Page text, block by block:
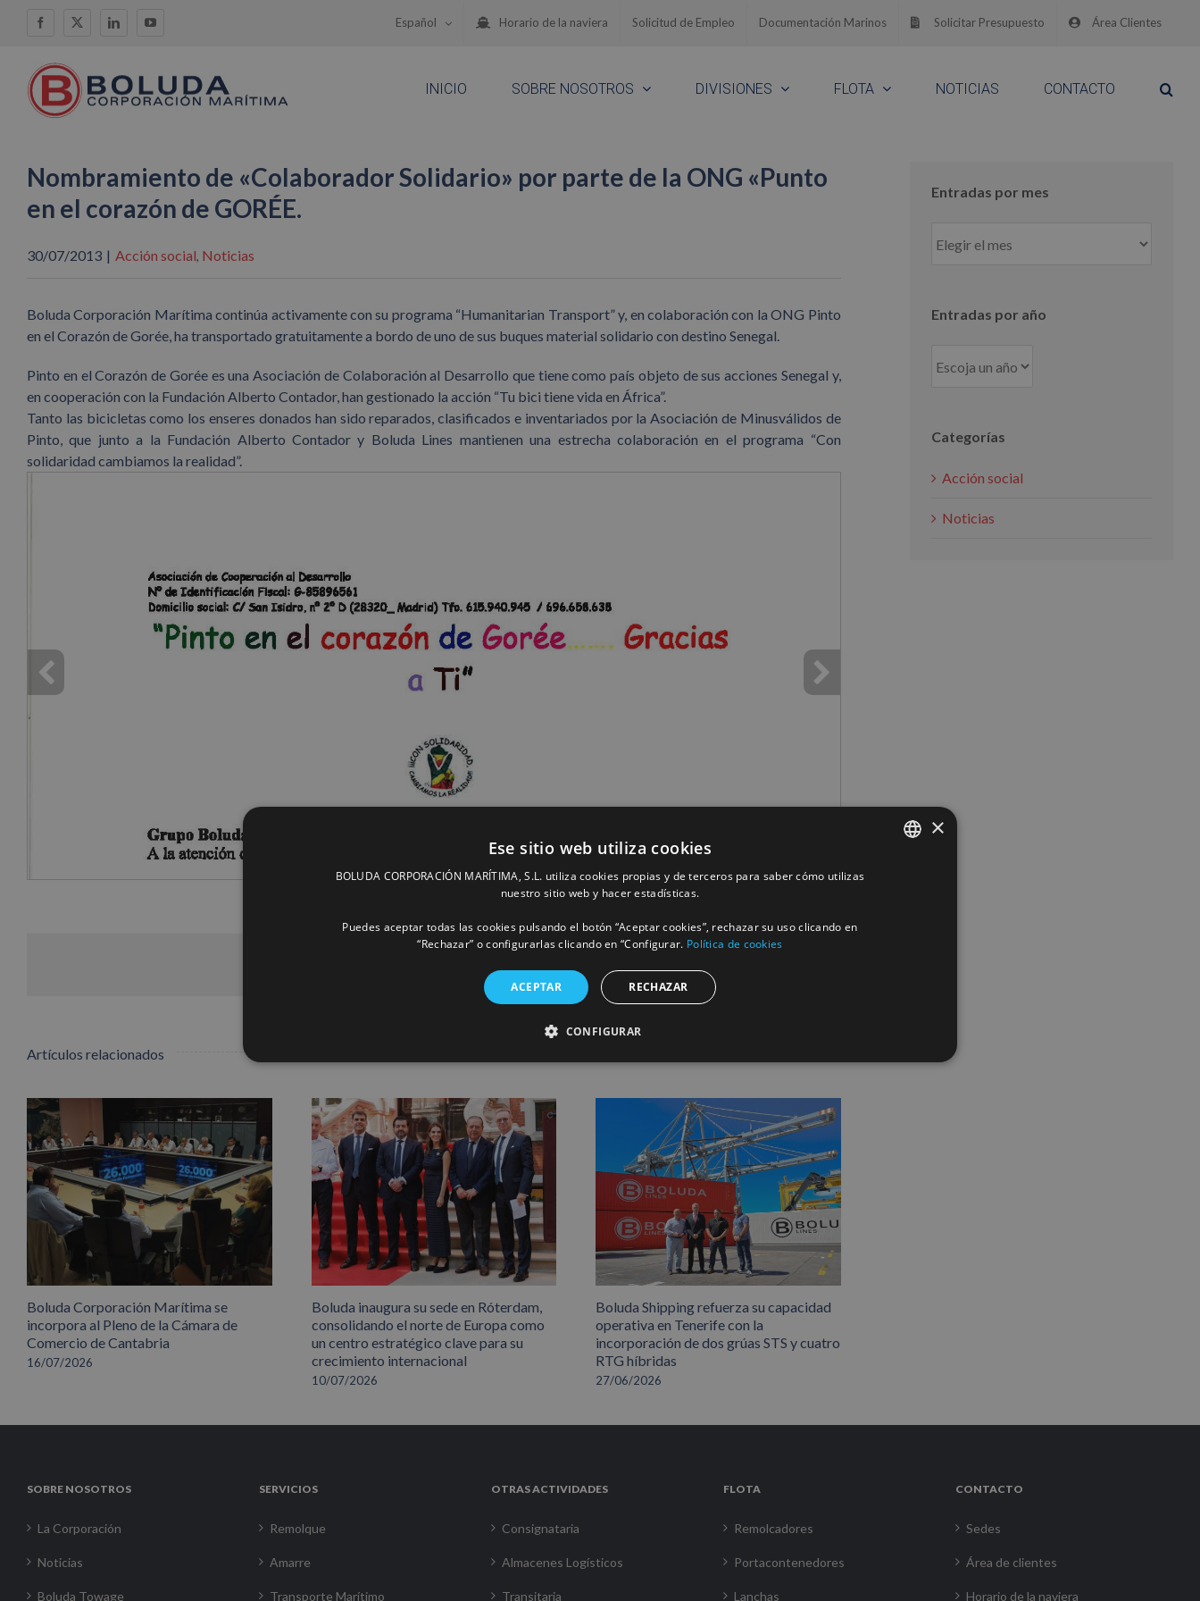
Facebook
X LinkedInYouTube Español Horario de la naviera Solicitud de Empleo Documentación Marinos Solicitar Presupuesto Área Clientes
INICIO SOBRE NOSOTROS DIVISIONES FLOTA NOTICIAS CONTACTO
Nombramiento de «Colaborador Solidario» por parte de la ONG «Punto
en el corazón de GORÉE.
30/07/2013 | Acción social, Noticias
Boluda Corporación Marítima continúa activamente con su programa “Humanitarian Transport” y, en colaboración con la ONG Pinto
en el Corazón de Gorée, ha transportado gratuitamente a bordo de uno de sus buques material solidario con destino Senegal.
Pinto en el Corazón de Gorée es una Asociación de Colaboración al Desarrollo que tiene como país objeto de sus acciones Senegal y,
en cooperación con la Fundación Alberto Contador, han gestionado la acción “Tu bici tiene vida en África”.
Tanto las bicicletas como los enseres donados han sido reparados, clasificados e inventariados por la Asociación de Minusválidos de
Pinto, que junto a la Fundación Alberto Contador y Boluda Lines mantienen una estrecha colaboración en el programa “Con
solidaridad cambiamos la realidad”.
Artículos relacionados
Boluda Corporación Marítima se
incorpora al Pleno de la Cámara de
Comercio de Cantabria
16/07/2026
Boluda inaugura su sede en Róterdam,
consolidando el norte de Europa como
un centro estratégico clave para su
crecimiento internacional
10/07/2026
Boluda Shipping refuerza su capacidad
operativa en Tenerife con la
incorporación de dos grúas STS y cuatro
RTG híbridas
27/06/2026
Entradas por mes
por
Entradas por año
Categorías
Acción social
Noticias
SOBRE NOSOTROS
La Corporación
Noticias
Boluda Towage
SERVICIOS
Remolque
Amarre
Transporte Marítimo
OTRAS ACTIVIDADES
Consignataria
Almacenes Logísticos
Transitaria
FLOTA
Remolcadores
Portacontenedores
Lanchas
CONTACTO
Sedes
Área de clientes
Horario de la naviera
×
Ese sitio web utiliza cookies
BOLUDA CORPORACIÓN MARÍTIMA, S.L. utiliza cookies propias y de terceros para saber cómo utilizas
nuestro sitio web y hacer estadísticas.
Puedes aceptar todas las cookies pulsando el botón “Aceptar cookies”, rechazar su uso clicando en
“Rechazar” o configurarlas clicando en “Configurar. Política de cookies
ACEPTAR RECHAZAR
CONFIGURAR